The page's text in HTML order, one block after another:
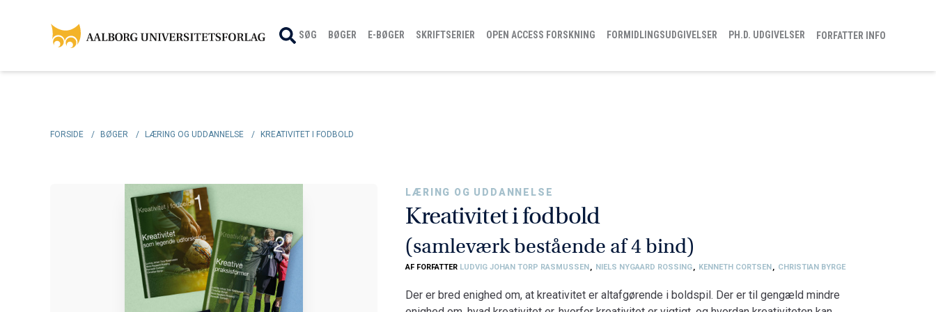
SØG BØGER E-BØGER SKRIFTSERIER OPEN ACCESS FORSKNING FORMIDLINGSUDGIVELSER PH.D. UDGIVELSER FORFATTER INFO
FORSIDE / BØGER / LÆRING OG UDDANNELSE / KREATIVITET I FODBOLD
LÆRING OG UDDANNELSE
Kreativitet i fodbold
(samleværk bestående af 4 bind)
AF FORFATTER LUDVIG JOHAN TORP RASMUSSEN, NIELS NYGAARD ROSSING, KENNETH CORTSEN, CHRISTIAN BYRGE
Der er bred enighed om, at kreativitet er altafgørende i boldspil. Der er til gengæld mindre